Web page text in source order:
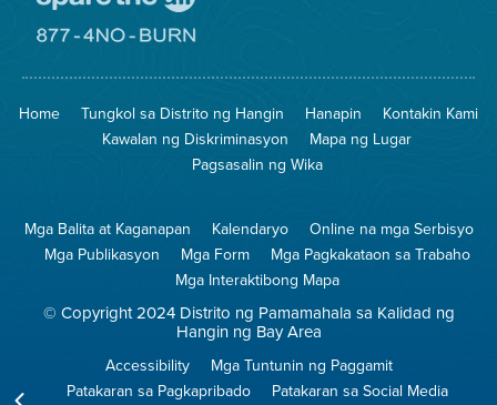
Iligtas
Hangin
8774
na
Pagsunog
Home Tungkol sa Distrito ng Hangin Hanapin
Kontakin Kami
Kawalan ng Diskriminasyon
Mapa ng Lugar
Pagsasalin ng Wika
Mga Balita at Kaganapan Kalendaryo
Online na mga Serbisyo
Mga Publikasyon
Mga Form
Mga Pagkakataon sa Trabaho
Mga Interaktibong Mapa
© Copyright 2024 Distrito ng Pamamahala sa Kalidad ng
Hangin ng Bay Area
Accessibility
Mga Tuntunin ng Paggamit
Patakaran sa Pagkapribado
Patakaran sa Social Media